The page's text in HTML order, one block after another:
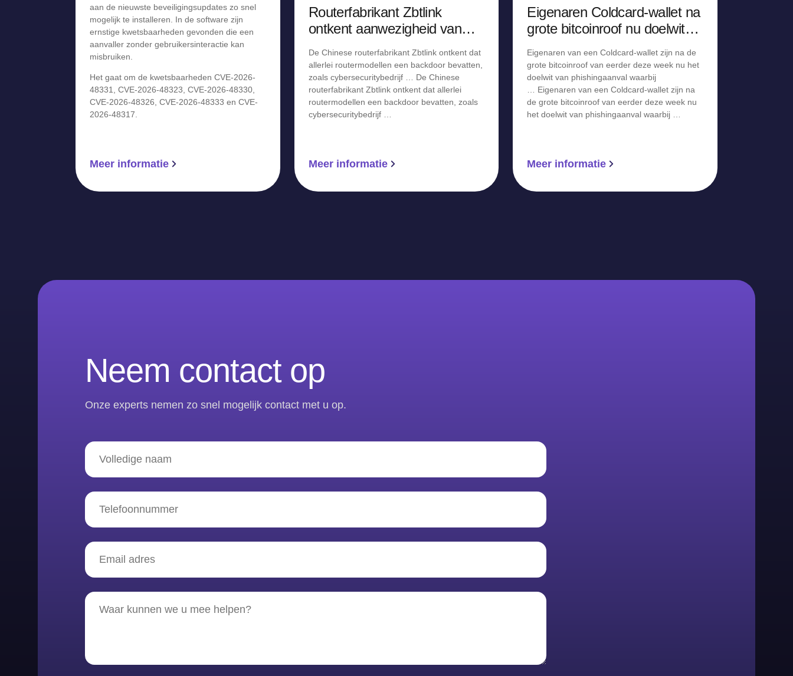
aan de nieuwste beveiligingsupdates zo snel
mogelijk te installeren. In de software zijn
ernstige kwetsbaarheden gevonden die een
aanvaller zonder gebruikersinteractie kan
misbruiken.
Het gaat om de kwetsbaarheden CVE-2026-
48331, CVE-2026-48323, CVE-2026-48330,
CVE-2026-48326, CVE-2026-48333 en CVE-
2026-48317.
Meer informatie
Routerfabrikant Zbtlink
ontkent aanwezigheid van
De Chinese routerfabrikant Zbtlink ontkent dat
allerlei routermodellen een backdoor bevatten,
zoals cybersecuritybedrijf … De Chinese
routerfabrikant Zbtlink ontkent dat allerlei
routermodellen een backdoor bevatten, zoals
cybersecuritybedrijf …
Meer informatie
Eigenaren Coldcard-wallet na
grote bitcoinroof nu doelwit
Eigenaren van een Coldcard-wallet zijn na de
grote bitcoinroof van eerder deze week nu het
doelwit van phishingaanval waarbij
… Eigenaren van een Coldcard-wallet zijn na
de grote bitcoinroof van eerder deze week nu
het doelwit van phishingaanval waarbij …
Meer informatie
Neem contact op
Onze experts nemen zo snel mogelijk contact met u op.